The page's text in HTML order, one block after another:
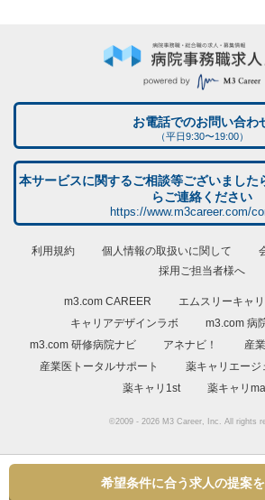
希望条件に合う求人の提案
お電話でのお問い合わ
（平日9:30〜19:00）
本サービスに関するご相談等ございました
らご連絡ください
https://www.m3career.com/
利用規約 個人情報の取扱いに関して
採用ご担当者様へ
m3.com CAREER
エムスリーキャ
キャリアデザインラボ
m3.com 病
m3.com 研修病院ナビ
アネナビ！
産
産業医トータルサポート
薬キャリエージ
薬キャリ1st
薬キャリ
©2009 - 2026 M3 Career, Inc. All rights